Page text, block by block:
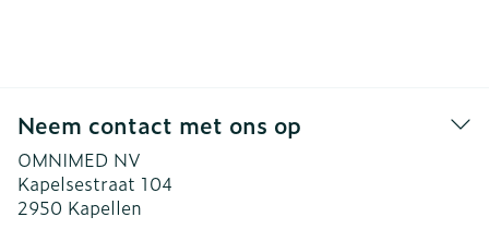
Neem contact met ons op
OMNIMED NV
Kapelsestraat 104
2950 Kapellen